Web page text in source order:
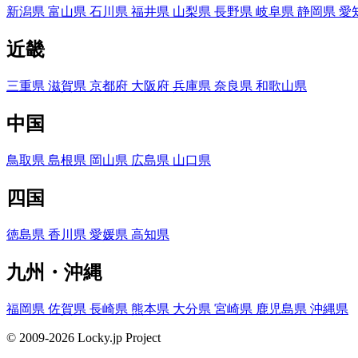
新潟県 富山県 石川県 福井県 山梨県 長野県 岐阜県 静岡県 愛
近畿
三重県 滋賀県 京都府 大阪府 兵庫県 奈良県 和歌山県
中国
鳥取県 島根県 岡山県 広島県 山口県
四国
徳島県 香川県 愛媛県 高知県
九州・沖縄
福岡県 佐賀県 長崎県 熊本県 大分県 宮崎県 鹿児島県 沖縄県
© 2009-2026 Locky.jp Project